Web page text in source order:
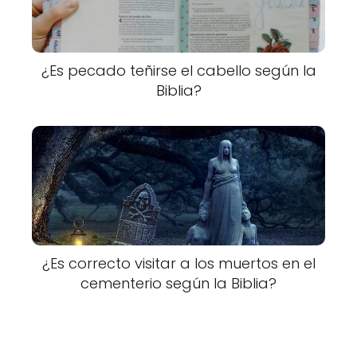
¿Es pecado teñirse el cabello según la
Biblia?
¿Es correcto visitar a los muertos en el
cementerio según la Biblia?